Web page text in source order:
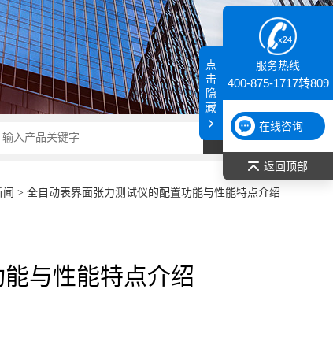
> 全自动表界面张力测试仪的配置功能与性能特点介绍
与性能特点介绍
服务热线
400-875-1717转809
在线咨询
返回顶部
点
击
隐
藏